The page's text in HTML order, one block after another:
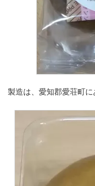
製造は、愛知郡愛荘町に